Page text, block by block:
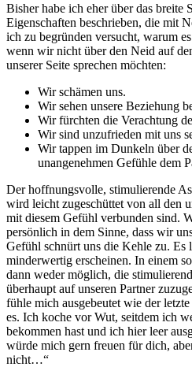
Bisher habe ich eher über das breite
Eigenschaften beschrieben, die mit
ich zu begründen versucht, warum
wenn wir nicht über den Neid auf
unserer Seite sprechen möchten:
Wir schämen uns.
Wir sehen unsere Beziehung
Wir fürchten die Verachtung
Wir sind unzufrieden mit uns
Wir tappen im Dunkeln über
unangenehmen Gefühle dem
Der hoffnungsvolle, stimulierende
wird leicht zugeschüttet von all den
mit diesem Gefühl verbunden sind.
persönlich in dem Sinne, dass wir
Gefühl schnürt uns die Kehle zu. Es
minderwertig erscheinen. In einem
dann weder möglich, die
überhaupt auf unseren Partner
fühle mich ausgebeutet wie der
es. Ich koche vor Wut, seitdem ich
bekommen hast und ich hier leer
würde mich gern freuen für dich,
nicht…“